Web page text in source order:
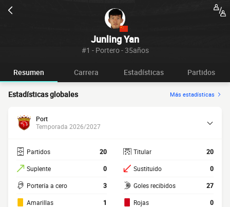
Junling Yan
#1 - Portero - 35años
Resumen Carrera Estadísticas Partidos
Estadísticas globales Más estadísticas
Port
Temporada 2026/2027
Partidos 20
Suplente 0
Portería a cero 3
Amarillas 1
Titular 20
Sustituido 0
Goles recibidos 27
Rojas 0